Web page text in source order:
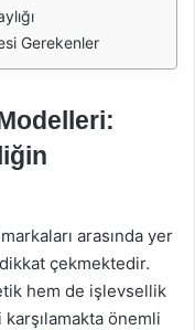
Gerekenler
arasında yer
çekmektedir.
hem de işlevsellik
karşılamakta önemli